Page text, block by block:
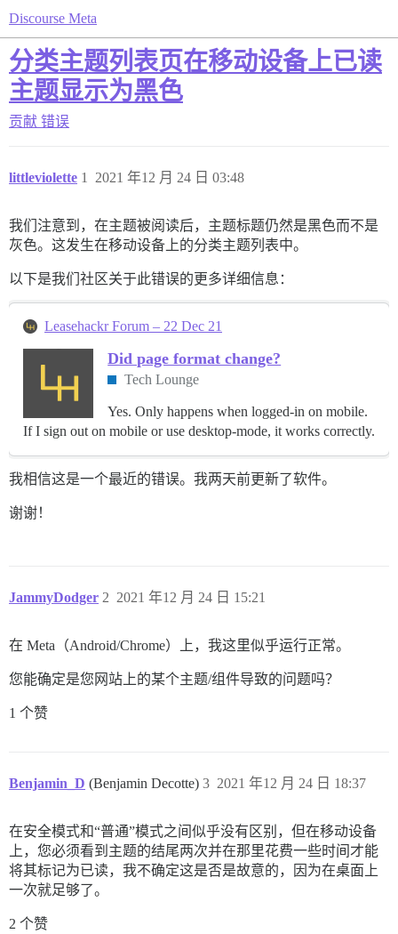
Discourse Meta
分类主题列表页在移动设备上已读
主题显示为黑色
贡献 错误
littleviolette 2021 年12 月 24 日 03:48
1
我们注意到，在主题被阅读后，主题标题仍然是黑色而不是
灰色。这发生在移动设备上的分类主题列表中。
以下是我们社区关于此错误的更多详细信息：
Leasehackr Forum – 22 Dec 21
Did page format change?
Tech Lounge
Yes. Only happens when logged-in on mobile.
If I sign out on mobile or use desktop-mode, it works correctly.
我相信这是一个最近的错误。我两天前更新了软件。
谢谢！
JammyDodger 2021 年12 月 24 日 15:21
2
在 Meta（Android/Chrome）上，我这里似乎运行正常。
您能确定是您网站上的某个主题/组件导致的问题吗？
1 个赞
Benjamin_D (Benjamin Decotte) 2021 年12 月 24 日 18:37
3
在安全模式和“普通”模式之间似乎没有区别，但在移动设备
上，您必须看到主题的结尾两次并在那里花费一些时间才能
将其标记为已读，我不确定这是否是故意的，因为在桌面上
一次就足够了。
2 个赞